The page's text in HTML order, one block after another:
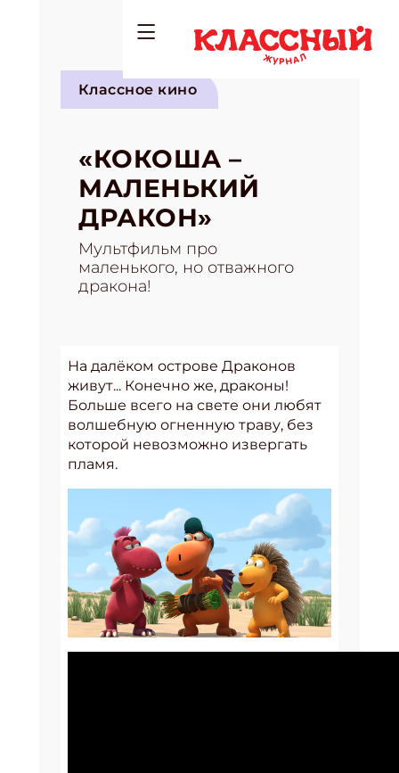
Классное кино
«КОКОША –
МАЛЕНЬКИЙ
ДРАКОН»
Мультфильм про
маленького, но отважного
дракона!
На далёком острове Драконов
живут... Конечно же, драконы!
Больше всего на свете они любят
волшебную огненную траву, без
которой невозможно извергать
пламя.